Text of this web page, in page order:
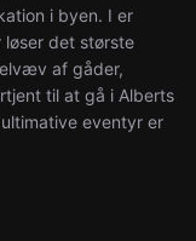
i byen. I er
det største
af gåder,
til at gå i Alberts
eventyr er